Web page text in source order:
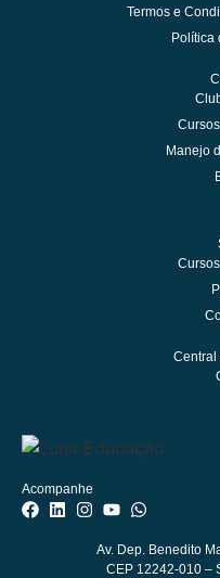
Termos e
Política
Manejo
Central
Acompanhe
Av. Dep. Benedito
CEP 12242-010 –